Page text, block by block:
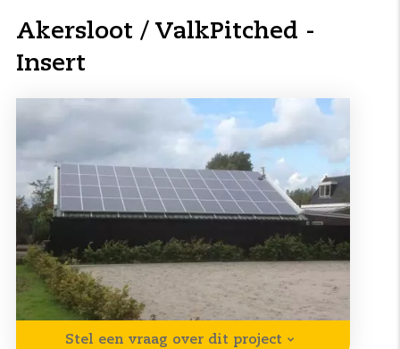
Akersloot / ValkPitched -
Insert
Stel een vraag over dit project